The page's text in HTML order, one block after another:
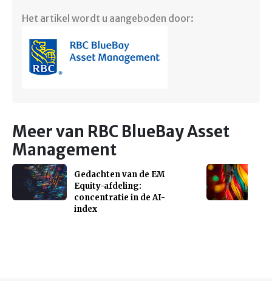
Het artikel wordt u aangeboden door:
Meer van RBC BlueBay Asset
Management
Gedachten van de EM
Equity-afdeling:
concentratie in de AI-
index